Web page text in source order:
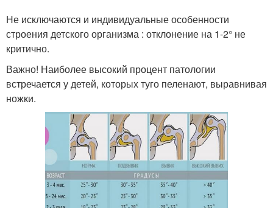
Не исключаются и индивидуальные особенности
строения детского организма : отклонение на 1-2° не
критично.
Важно! Наиболее высокий процент патологии
встречается у детей, которых туго пеленают, выравнивая
ножки.